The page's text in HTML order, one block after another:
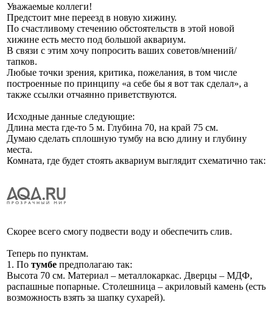
Уважаемые коллеги!
Предстоит мне переезд в новую хижину.
По счастливому стечению обстоятельств в этой новой
хижине есть место под большой аквариум.
В связи с этим хочу попросить ваших советов/мнений/
тапков.
Любые точки зрения, критика, пожелания, в том числе
построенные по принципу «а себе бы я вот так сделал», а
также ссылки отчаянно приветствуются.
Исходные данные следующие:
Длина места где-то 5 м. Глубина 70, на край 75 см.
Думаю сделать сплошную тумбу на всю длину и глубину
места.
Комната, где будет стоять аквариум выглядит схематично так:
Скорее всего смогу подвести воду и обеспечить слив.
Теперь по пунктам.
1. По тумбе предполагаю так:
Высота 70 см. Материал – металлокаркас. Дверцы – МДФ,
распашные попарные. Столешница – акриловый камень (есть
возможность взять за шапку сухарей).